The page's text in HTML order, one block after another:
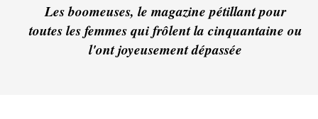
Les boomeuses, le magazine pétillant pour
toutes les femmes qui frôlent la cinquantaine ou
l'ont joyeusement dépassée